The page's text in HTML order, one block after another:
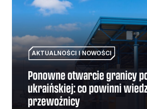
AKTUALNOŚCI I NOWOŚCI
Ponowne otwarcie granicy
ukraińskiej: co powinni
przewoźnicy